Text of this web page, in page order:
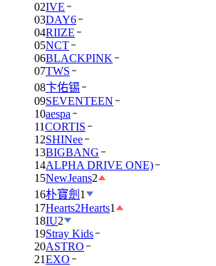
02IVE
03DAY6
04RIIZE
05NCT
06BLACKPINK
07TWS
08卞佑锡
09SEVENTEEN
10aespa
11CORTIS
12SHINee
13BIGBANG
14ALPHA DRIVE ONE)
15NewJeans2
16朴寶劍 1
17Hearts2Hearts1
18IU2
19Stray Kids
20ASTRO
21EXO